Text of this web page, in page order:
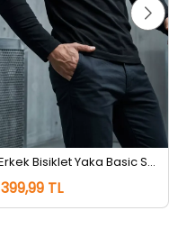
Erkek Bisiklet Yaka Basic Sweatshirt Siyah
399,99 TL